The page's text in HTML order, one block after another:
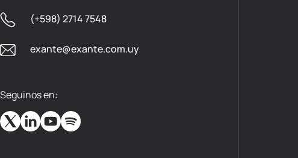
(+598) 2714 7548
exante@exante.com.uy
Seguinos en: